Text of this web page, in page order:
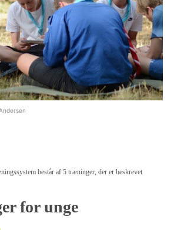
består af 5 træninger, der er beskrevet
for unge